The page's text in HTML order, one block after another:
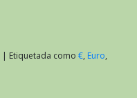
| Etiquetada como €, Euro,